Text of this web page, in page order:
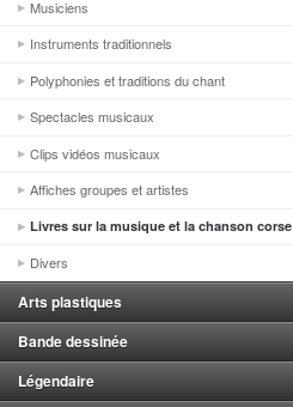
Musiciens
Instruments traditionnels
Polyphonies et traditions du chant
Spectacles musicaux
Clips vidéos musicaux
Affiches groupes et artistes
Livres sur la musique et la chanson corse
Divers
Arts plastiques
Bande dessinée
Légendaire